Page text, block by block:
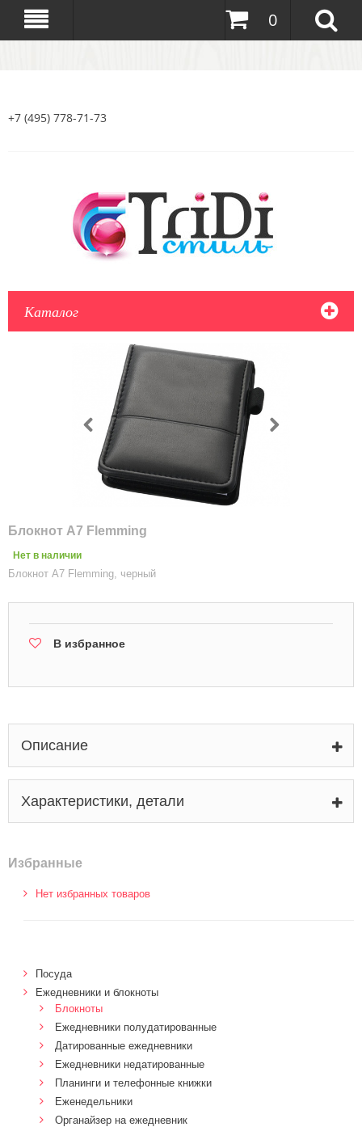
0
+7 (495) 778-71-73
Каталог
Блокнот А7 Flemming
Нет в наличии
Блокнот А7 Flemming, черный
В избранное
Описание
Характеристики, детали
Избранные
Нет избранных товаров
Посуда
Ежедневники и блокноты
Блокноты
Ежедневники полудатированные
Датированные ежедневники
Ежедневники недатированные
Планинги и телефонные книжки
Еженедельники
Органайзер на ежедневник